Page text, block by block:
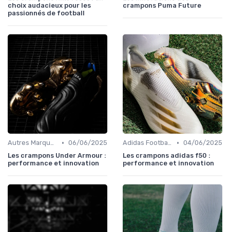
choix audacieux pour les
passionnés de football
crampons Puma Future
Autres Marques • 06/06/2025
Les crampons Under Armour :
performance et innovation
Adidas Football Boots • 04/06/2025
Les crampons adidas f50 :
performance et innovation